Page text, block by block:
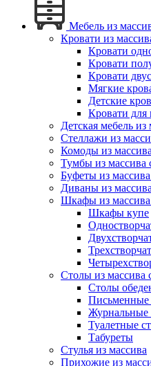
Мебель из
Кровати из
Кровати
Кровати
Кровати
Мягкие
Детские
Кровати для
Детская мебель
Стеллажи из
Комоды из
Тумбы из массива
Буфеты из
Диваны из
Шкафы из
Шкафы купе
Столы из массива
Столы
Письменные
Журнальные
Туалетные
Табуреты
Стулья из массива
Прихожие из